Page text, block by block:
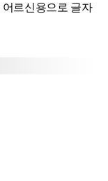
어르신용으로 글자